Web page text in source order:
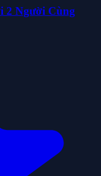
2 Người Cùng